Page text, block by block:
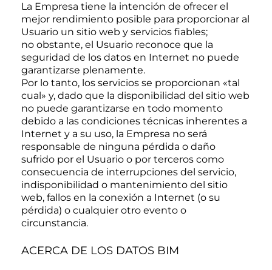
La Empresa tiene la intención de ofrecer el
mejor rendimiento posible para proporcionar al
Usuario un sitio web y servicios fiables;
no obstante, el Usuario reconoce que la
seguridad de los datos en Internet no puede
garantizarse plenamente.
Por lo tanto, los servicios se proporcionan «tal
cual» y, dado que la disponibilidad del sitio web
no puede garantizarse en todo momento
debido a las condiciones técnicas inherentes a
Internet y a su uso, la Empresa no será
responsable de ninguna pérdida o daño
sufrido por el Usuario o por terceros como
consecuencia de interrupciones del servicio,
indisponibilidad o mantenimiento del sitio
web, fallos en la conexión a Internet (o su
pérdida) o cualquier otro evento o
circunstancia.
ACERCA DE LOS DATOS BIM